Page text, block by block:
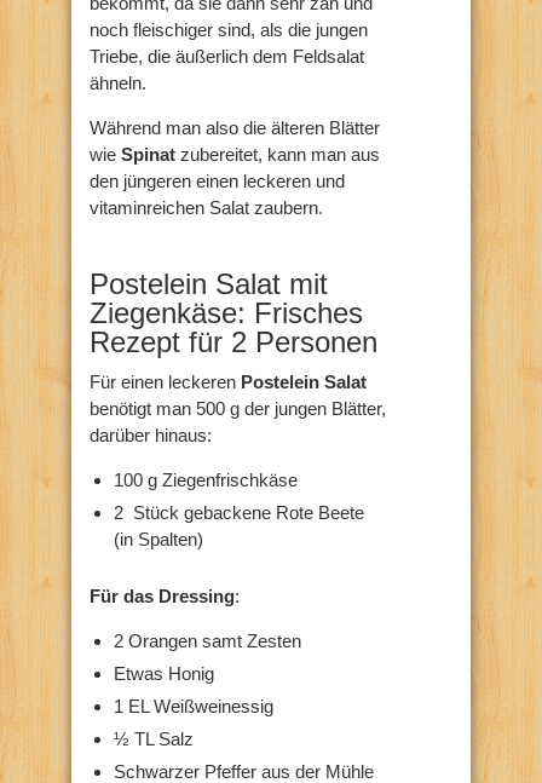
noch fleischiger sind, als die jungen
Triebe, die äußerlich dem Feldsalat
ähneln.
Während man also die älteren Blätter
wie Spinat zubereitet, kann man aus
den jüngeren einen leckeren und
vitaminreichen Salat zaubern.
Postelein Salat mit
Ziegenkäse: Frisches
Rezept für 2 Personen
Für einen leckeren Postelein Salat
benötigt man 500 g der jungen Blätter,
darüber hinaus:
100 g Ziegenfrischkäse
2 Stück gebackene Rote Beete
(in Spalten)
Für das Dressing:
2 Orangen samt Zesten
Etwas Honig
1 EL Weißweinessig
½ TL Salz
Schwarzer Pfeffer aus der Mühle